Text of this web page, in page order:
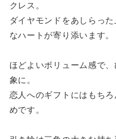
クレス。
ダイヤモンドをあしらっ
なハートが寄り添います。
ほどよいボリューム感で
象に。
恋人へのギフトにはもち
めです。